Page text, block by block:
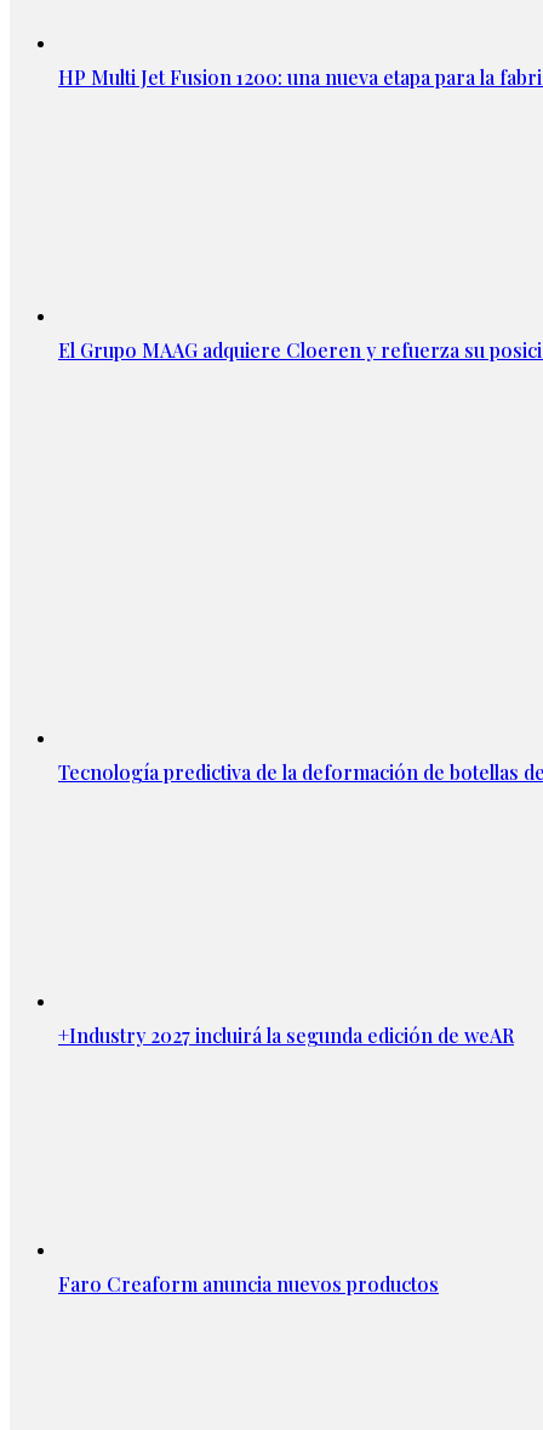
HP Multi Jet Fusion 1200: una nueva etapa para la
El Grupo MAAG adquiere Cloeren y refuerza su
Tecnología predictiva de la deformación de botellas
+Industry 2027 incluirá la segunda edición de weAR
Faro Creaform anuncia nuevos productos